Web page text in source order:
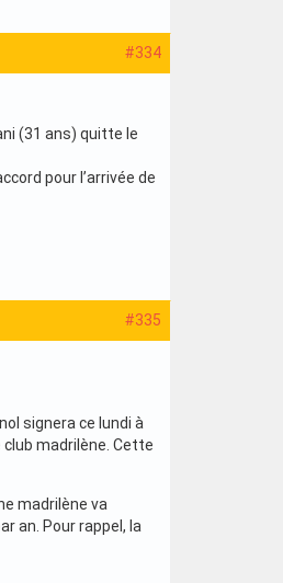
#334
(31 ans) quitte le
pour l’arrivée de
#335
signera ce lundi à
madrilène. Cette
madrilène va
an. Pour rappel, la